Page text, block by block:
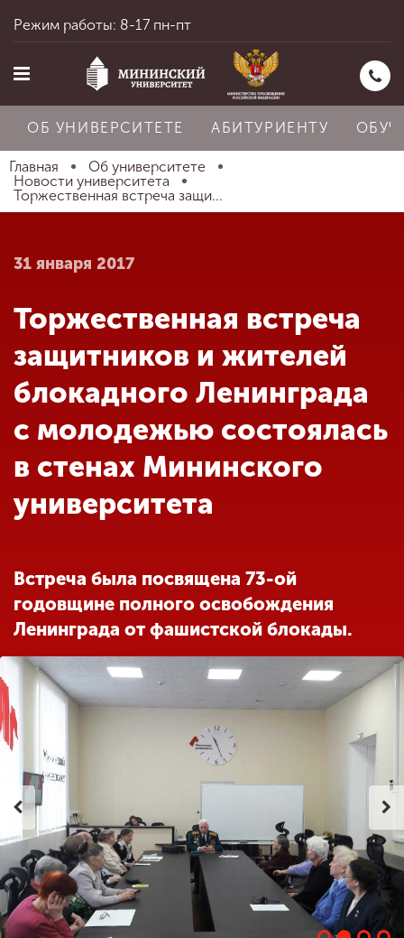
Главная
Абитуриенту
Обучение
Наука
Другие виды
деятельности
Студенческая жизнь
Сведения об
образовательной
ENG SPN
Режим работы: 8-17 пн-пт
ОБ УНИВЕРСИТЕТЕ АБИТУРИЕНТУ
Главная
Об университете
Новости университета
Торжественная встреча защи...
31 января 2017
Торжественная встреча
защитников и жителей
блокадного Ленинграда
с молодежью состоялась
в стенах Мининского
университета
Встреча была посвящена 73-ой
годовщине полного освобождения
Ленинграда от фашистской блокады.